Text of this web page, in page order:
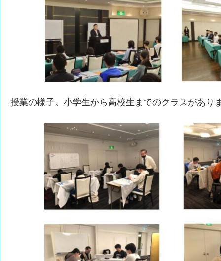
授業の様子。小学生から高校生までのクラスがあり